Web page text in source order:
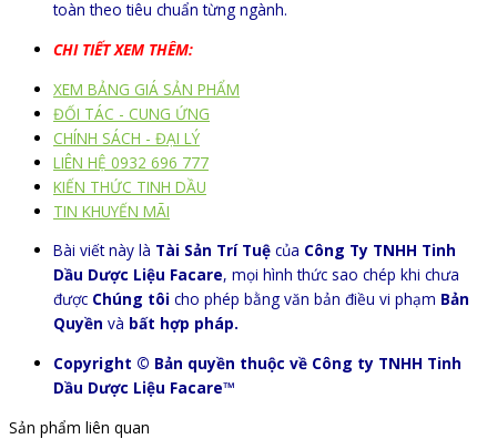
toàn theo tiêu chuẩn từng ngành.
CHI TIẾT XEM THÊM:
XEM BẢNG GIÁ SẢN PHẨM
ĐỐI TÁC - CUNG ỨNG
CHÍNH SÁCH - ĐẠI LÝ
LIÊN HỆ 0932 696 777
KIẾN THỨC TINH DẦU
TIN KHUYẾN MÃI
Bài viết này là Tài Sản Trí Tuệ của Công Ty TNHH Tinh
Dầu Dược Liệu Facare, mọi hình thức sao chép khi chưa
được Chúng tôi cho phép bằng văn bản điều vi phạm Bản
Quyền và bất hợp pháp.
Copyright © Bản quyền thuộc về Công ty TNHH Tinh
Dầu Dược Liệu Facare™
Sản phẩm liên quan